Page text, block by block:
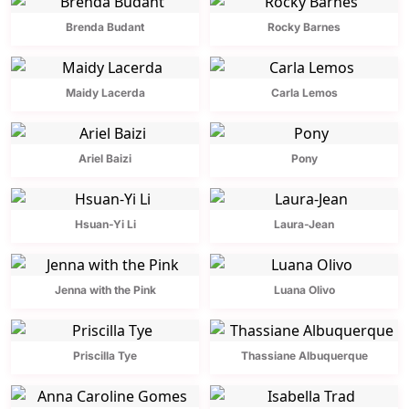
Brenda Budant Rocky Barnes
Maidy Lacerda Carla Lemos
Ariel Baizi Pony
Hsuan-Yi Li Laura-Jean
Jenna with the Pink Luana Olivo
Priscilla Tye Thassiane Albuquerque